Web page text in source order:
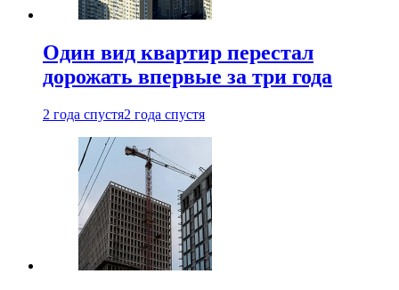
Один вид квартир перестал
дорожать впервые за три года
2 года спустя2 года спустя